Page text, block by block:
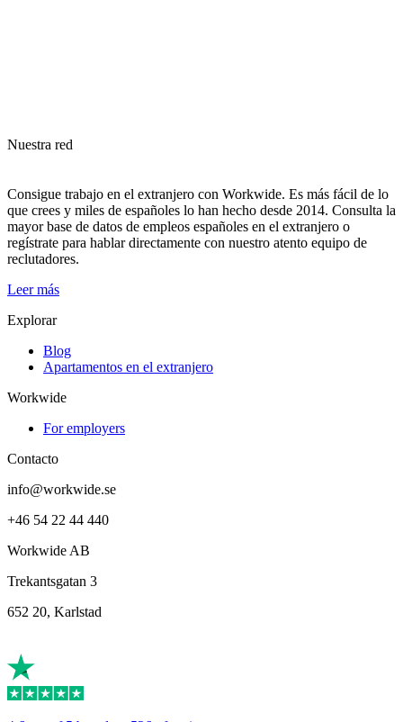
Nuestra red
Consigue trabajo en el extranjero con Workwide. Es más fácil de lo
que crees y miles de españoles lo han hecho desde 2014. Consulta la
mayor base de datos de empleos españoles en el extranjero o
regístrate para hablar directamente con nuestro atento equipo de
reclutadores.
Leer más
Explorar
Blog
Apartamentos en el extranjero
Workwide
For employers
Contacto
info@workwide.se
+46 54 22 44 440
Workwide AB
Trekantsgatan 3
652 20, Karlstad